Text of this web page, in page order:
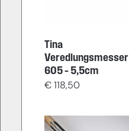
Tina
Veredlungsmesser
605 – 5,5cm
€118,50